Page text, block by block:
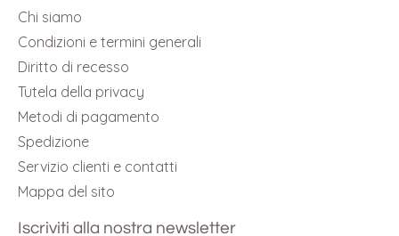
Chi siamo
Condizioni e termini generali
Diritto di recesso
Tutela della privacy
Metodi di pagamento
Spedizione
Servizio clienti e contatti
Mappa del sito
Iscriviti alla nostra newsletter